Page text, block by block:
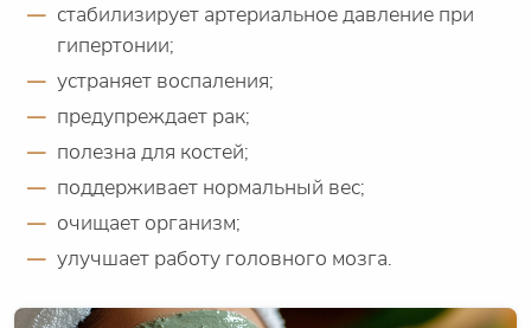
стабилизирует артериальное давление при
гипертонии;
устраняет воспаления;
предупреждает рак;
полезна для костей;
поддерживает нормальный вес;
очищает организм;
улучшает работу головного мозга.